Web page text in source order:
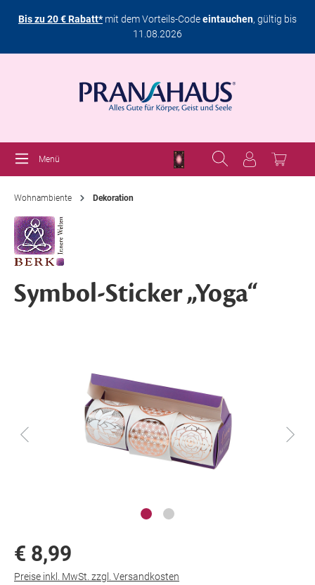
Bis zu 20 € Rabatt*mit dem Vorteils-Codeeintauchen, gültig bis
11.08.2026
Menü
Wohnambiente Dekoration
Symbol-Sticker „Yoga“
€ 8,99
Preise inkl. MwSt. zzgl. Versandkosten